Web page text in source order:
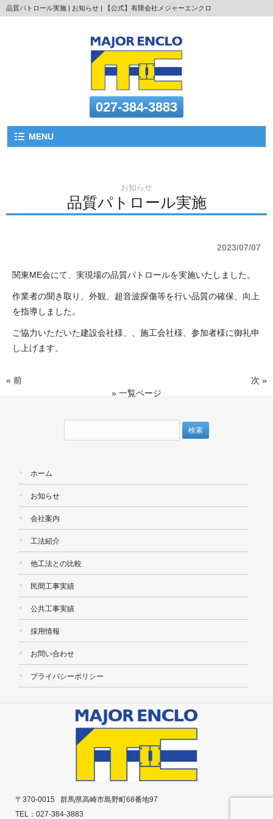
品質パトロール実施 | お知らせ | 【公式】有限会社メジャーエンクロ
027-384-3883
MENU
お知らせ
品質パトロール実施
2023/07/07
関東ME会にて、実現場の品質パトロールを実施いたしました。
作業者の聞き取り、外観、超音波探傷等を行い品質の確保、向上
を指導しました。
ご協力いただいた建設会社様、、施工会社様、参加者様に御礼申
し上げます。
« 前
次 »
» 一覧ページ
索:
ホーム
お知らせ
会社案内
工法紹介
他工法との比較
民間工事実績
公共工事実績
採用情報
お問い合わせ
プライバシーポリシー
〒370-0015 群馬県高崎市島野町68番地97
TEL：027-384-3883